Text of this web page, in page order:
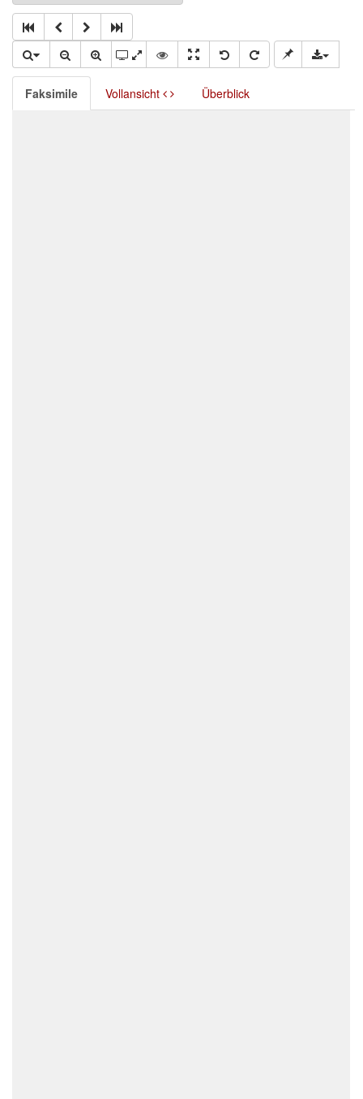
Faksimile Vollansicht Überblick